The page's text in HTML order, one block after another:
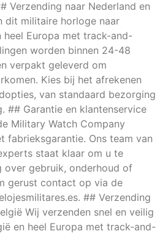
Verzending naar Nederland en
dit militaire horloge naar
heel Europa met track-and-
worden binnen 24-48
verpakt geleverd om
Kies bij het afrekenen
van standaard bezorging
## Garantie en klantenservice
Military Watch Company
fabrieksgarantie. Ons team van
staat klaar om u te
over gebruik, onderhoud of
gerust contact op via de
## Verzending
Wij verzenden snel en veilig
en heel Europa met track-and-